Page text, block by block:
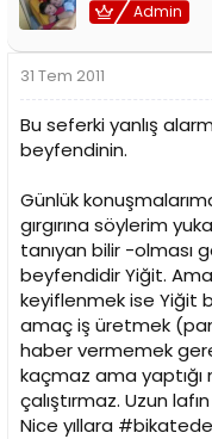
Admin
31 Tem 2011
Bu seferki yanlış
beyfendinin.
Günlük
gırgırına söylerim
tanıyan bilir -olması
beyfendidir Yiğit.
keyiflenmek ise Yiğit
amaç iş üretmek
haber vermemek
kaçmaz ama
çalıştırmaz. Uzun
Nice yıllara